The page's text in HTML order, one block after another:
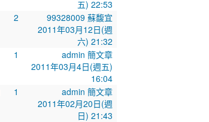
五) 22:53
2
99328009 蘇馥宜
2011年03月12日(週
六) 21:32
1
admin 簡文章
2011年03月4日(週五)
16:04
1
admin 簡文章
2011年02月20日(週
日) 21:43